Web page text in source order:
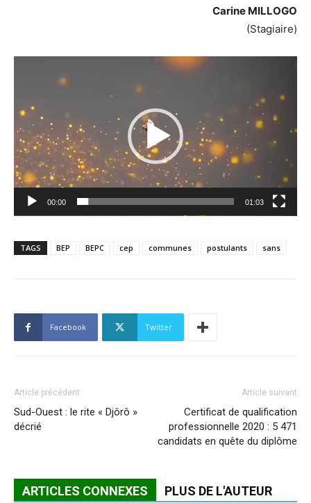
Carine MILLOGO
(Stagiaire)
Lecteur
00:00 01:03
TAGS BEP BEPC cep communes postulants sans
Facebook Twitter
Article précédent
Sud-Ouest : le rite « Djôrô »
décrié
Article suivant
Certificat de qualification
professionnelle 2020 : 5 471
candidats en quête du diplôme
ARTICLES CONNEXES PLUS DE L'AUTEUR